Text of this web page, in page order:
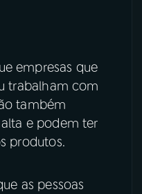
empresas que
trabalham com
também
e podem ter
produtos.
as pessoas